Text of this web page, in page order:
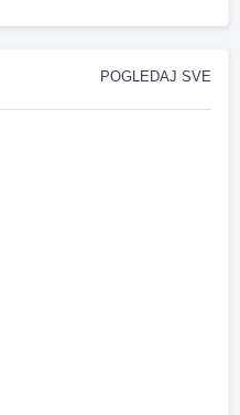
POGLEDAJ SVE